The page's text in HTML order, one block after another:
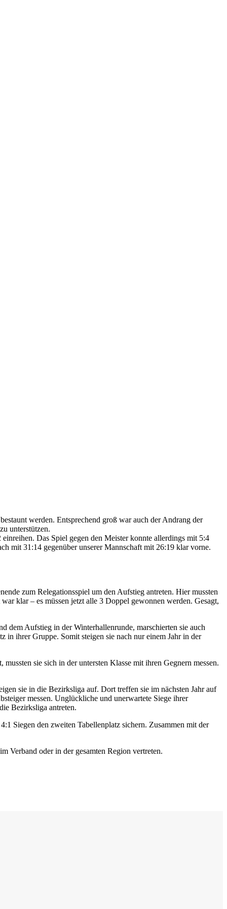
werden. Entsprechend groß war auch der Andrang der
unterstützen.
Das Spiel gegen den Meister konnte allerdings mit 5:4
mit 31:14 gegenüber unserer Mannschaft mit 26:19 klar vorne.
zum Relegationsspiel um den Aufstieg antreten. Hier mussten
klar – es müssen jetzt alle 3 Doppel gewonnen werden. Gesagt,
dem Aufstieg in der Winterhallenrunde, marschierten sie auch
in ihrer Gruppe. Somit steigen sie nach nur einem Jahr in der
sie sich in der untersten Klasse mit ihren Gegnern messen.
sie in die Bezirksliga auf. Dort treffen sie im nächsten Jahr auf
messen. Unglückliche und unerwartete Siege ihrer
Bezirksliga antreten.
Siegen den zweiten Tabellenplatz sichern. Zusammen mit der
Verband oder in der gesamten Region vertreten.